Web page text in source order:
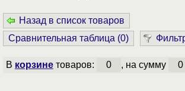
Назад в список товаров
Сравнительная таблица (0)
В корзинетоваров: 0 , на сумму 0